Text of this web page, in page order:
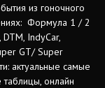
из гоночного
Формула 1 / 2
IndyCar,
GT/ Super
актуальные самые
онлайн